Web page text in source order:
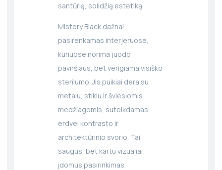
santūrią, solidžią estetiką.
Mistery Black dažnai
pasirenkamas interjeruose,
kuriuose norima juodo
paviršiaus, bet vengiama visiško
sterilumo. Jis puikiai dera su
metalu, stiklu ir šviesiomis
medžiagomis, suteikdamas
erdvei kontrasto ir
architektūrinio svorio. Tai
saugus, bet kartu vizualiai
įdomus pasirinkimas.